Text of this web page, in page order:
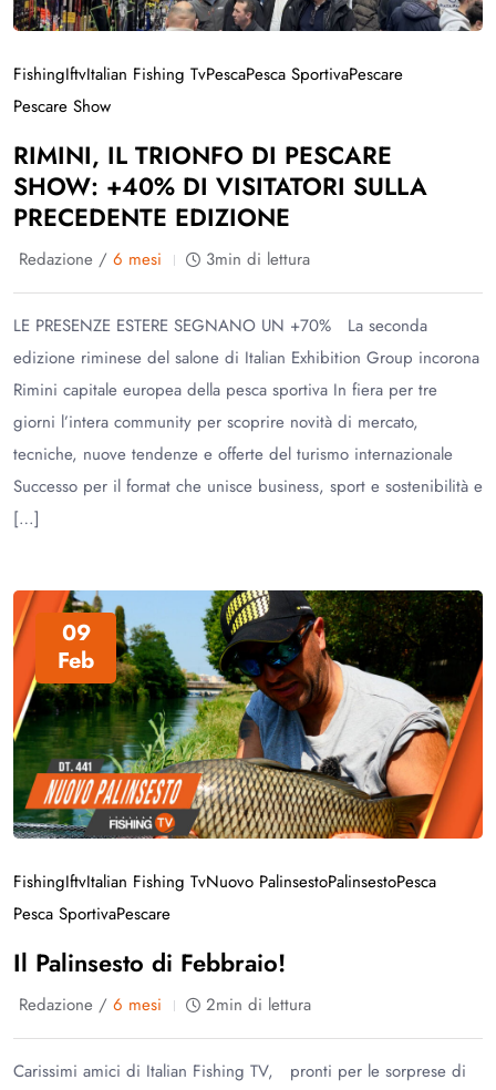
FishingIftvItalian Fishing TvPescaPesca SportivaPescare
Pescare Show
RIMINI, IL TRIONFO DI PESCARE
SHOW: +40% DI VISITATORI SULLA
PRECEDENTE EDIZIONE
Redazione / 6 mesi 3min di lettura
LE PRESENZE ESTERE SEGNANO UN +70% La seconda
edizione riminese del salone di Italian Exhibition Group incorona
Rimini capitale europea della pesca sportiva In fiera per tre
giorni l’intera community per scoprire novità di mercato,
tecniche, nuove tendenze e offerte del turismo internazionale
Successo per il format che unisce business, sport e sostenibilità e
[…]
09
Feb
FishingIftvItalian Fishing TvNuovo PalinsestoPalinsestoPesca
Pesca SportivaPescare
Il Palinsesto di Febbraio!
Redazione / 6 mesi 2min di lettura
Carissimi amici di Italian Fishing TV, pronti per le sorprese di